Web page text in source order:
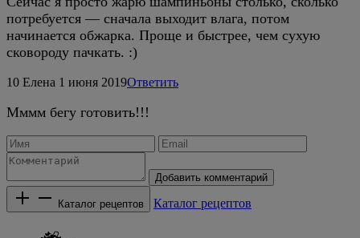
потребуется — сначала выходит влага, потом
начинается обжарка. Проще и быстрее, чем сухую
сковороду пачкать. :)
10 Елена 1 июня 2019Ответить
Мммм бегу готовить!!!
Добавить комментарий
Каталог рецептов Каталог рецептов